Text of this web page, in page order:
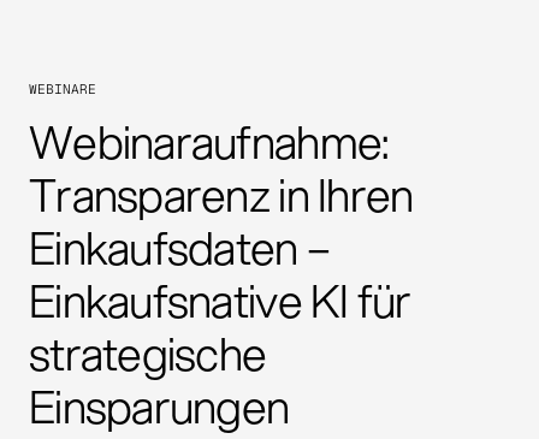
WEBINARE
Webinaraufnahme:
Transparenz in Ihren
Einkaufsdaten –
Einkaufsnative KI für
strategische
Einsparungen